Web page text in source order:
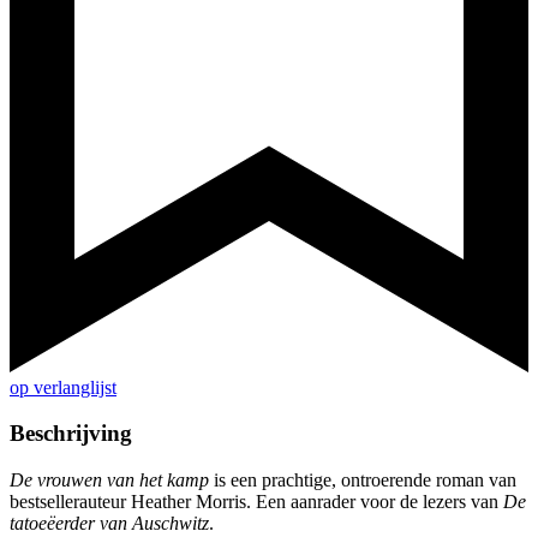
op verlanglijst
Beschrijving
De vrouwen van het kamp is een prachtige, ontroerende roman van
bestsellerauteur Heather Morris. Een aanrader voor de lezers van De
tatoeëerder van Auschwitz.